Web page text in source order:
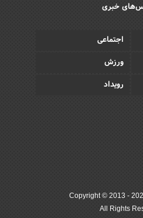
خبری
اجتماعی
ورزش
رویداد
Copyright © 2013 -
All Rights